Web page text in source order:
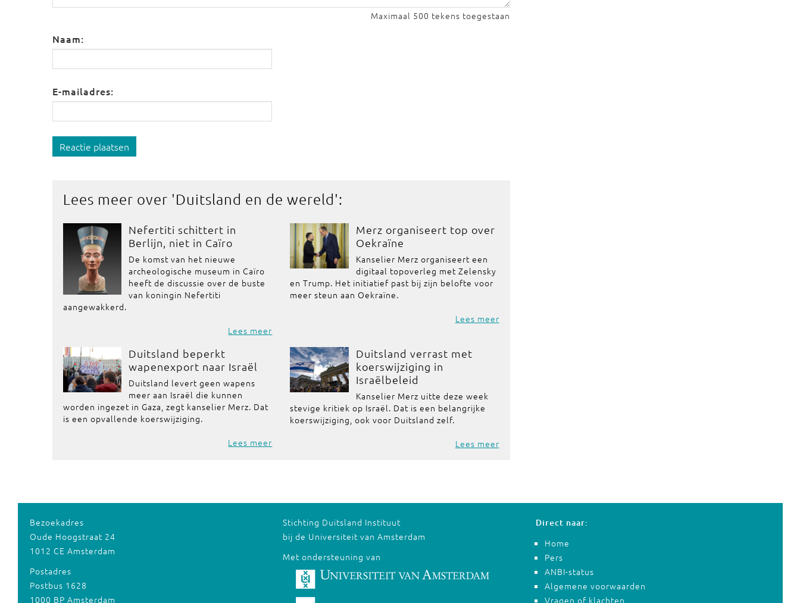
Maximaal 500 tekens toegestaan
Naam:
E-mailadres:
Reactie plaatsen
Lees meer over 'Duitsland en de wereld':
Nefertiti schittert in
Berlijn, niet in Caïro
De komst van het nieuwe
archeologische museum in Caïro
heeft de discussie over de buste
van koningin Nefertiti
aangewakkerd.
Lees meer
Merz organiseert top over
Oekraïne
Kanselier Merz organiseert een
digitaal topoverleg met Zelensky
en Trump. Het initiatief past bij zijn belofte voor
meer steun aan Oekraïne.
Lees meer
Duitsland beperkt
wapenexport naar Israël
Duitsland levert geen wapens
meer aan Israël die kunnen
worden ingezet in Gaza, zegt kanselier Merz. Dat
is een opvallende koerswijziging.
Lees meer
Duitsland verrast met
koerswijziging in
Israëlbeleid
Kanselier Merz uitte deze week
stevige kritiek op Israël. Dat is een belangrijke
koerswijziging, ook voor Duitsland zelf.
Lees meer
Bezoekadres
Oude Hoogstraat 24
1012 CE Amsterdam
Postadres
Postbus 1628
1000 BP Amsterdam
Stichting Duitsland Instituut
bij de Universiteit van Amsterdam
Met ondersteuning van
Direct naar:
Home
Pers
ANBI-status
Algemene voorwaarden
Vragen of klachten